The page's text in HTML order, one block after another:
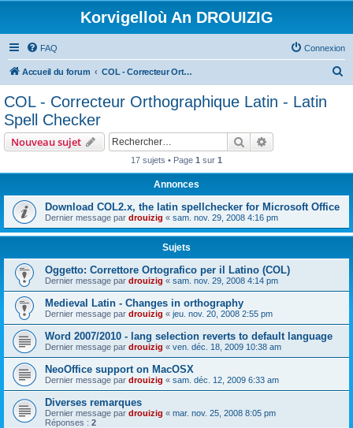
Korvigelloù An DROUIZIG
FAQ Connexion
Accueil du forum COL - Correcteur Orthographique Latin - Latin Spell Checker
COL - Correcteur Orthographique Latin - Latin
Spell Checker
Nouveau sujet Rechercher
17 sujets • Page 1 sur 1
Annonces
Download COL2.x, the latin spellchecker for Microsoft Office
Dernier message par drouizig « sam. nov. 29, 2008 4:16 pm
Sujets
Oggetto: Correttore Ortografico per il Latino (COL)
Dernier message par drouizig « sam. nov. 29, 2008 4:14 pm
Medieval Latin - Changes in orthography
Dernier message par drouizig « jeu. nov. 20, 2008 2:55 pm
Word 2007/2010 - lang selection reverts to default language
Dernier message par drouizig « ven. déc. 18, 2009 10:38 am
NeoOffice support on MacOSX
Dernier message par drouizig « sam. déc. 12, 2009 6:33 am
Diverses remarques
Dernier message par drouizig « mar. nov. 25, 2008 8:05 pm
Réponses : 2